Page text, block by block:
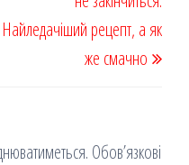
Найледачіший рецепт, а як
же смачно
Обов’язкові